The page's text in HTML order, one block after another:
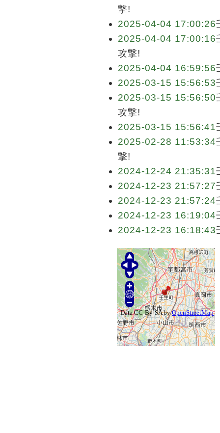
撃!
2025-04-04 17:00:26
2025-04-04 17:00:16
攻撃!
2025-04-04 16:59:56
2025-03-15 15:56:53
2025-03-15 15:56:50
攻撃!
2025-03-15 15:56:41
2025-02-28 11:53:34
撃!
2024-12-24 21:35:31
2024-12-23 21:57:27
2024-12-23 21:57:24
2024-12-23 16:19:04
2024-12-23 16:18:43